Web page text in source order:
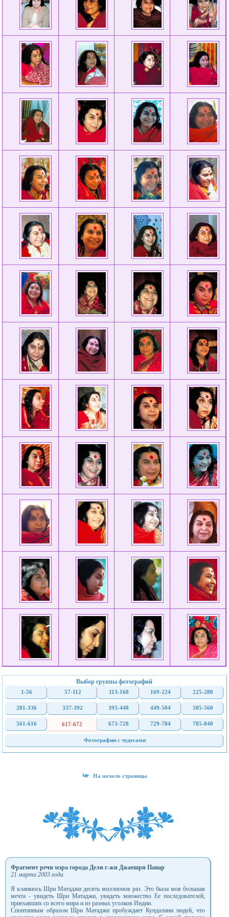
Фотографии
Выбор группы фотографий
1-56 57-112 113-168 169-224 225-280
281-336 337-392 393-448 449-504 505-560
561-616 617-672 673-728 729-784 785-840
Фотографии с чудесами
На начало страницы
Фрагмент речи мэра города Дели г-жи Джаешри Павар
21 марта 2003 года
Я кланяюсь Шри Матаджи десять миллионов раз. Это была моя большая
мечта - увидеть Шри Матаджи, увидеть множество Ее последователей,
приехавших со всего мира и из разных уголков Индии.
Спонтанным образом Шри Матаджи пробуждает Кундалини людей, что